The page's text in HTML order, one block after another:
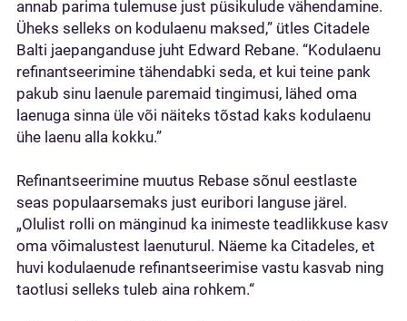
annab parima tulemuse just püsikulude vähendamine.
Üheks selleks on kodulaenu maksed,” ütles Citadele
Balti jaepanganduse juht Edward Rebane. “Kodulaenu
refinantseerimine tähendabki seda, et kui teine pank
pakub sinu laenule paremaid tingimusi, lähed oma
laenuga sinna üle või näiteks tõstad kaks kodulaenu
ühe laenu alla kokku.”
Refinantseerimine muutus Rebase sõnul eestlaste
seas populaarsemaks just euribori languse järel.
„Olulist rolli on mänginud ka inimeste teadlikkuse kasv
oma võimalustest laenuturul. Näeme ka Citadeles, et
huvi kodulaenude refinantseerimise vastu kasvab ning
taotlusi selleks tuleb aina rohkem.“